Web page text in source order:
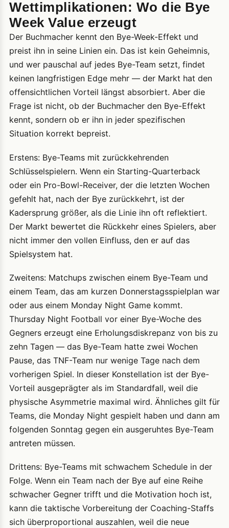
Wettimplikationen: Wo die Bye
Week Value erzeugt
Der Buchmacher kennt den Bye-Week-Effekt und
preist ihn in seine Linien ein. Das ist kein Geheimnis,
und wer pauschal auf jedes Bye-Team setzt, findet
keinen langfristigen Edge mehr — der Markt hat den
offensichtlichen Vorteil längst absorbiert. Aber die
Frage ist nicht, ob der Buchmacher den Bye-Effekt
kennt, sondern ob er ihn in jeder spezifischen
Situation korrekt bepreist.
Erstens: Bye-Teams mit zurückkehrenden
Schlüsselspielern. Wenn ein Starting-Quarterback
oder ein Pro-Bowl-Receiver, der die letzten Wochen
gefehlt hat, nach der Bye zurückkehrt, ist der
Kadersprung größer, als die Linie ihn oft reflektiert.
Der Markt bewertet die Rückkehr eines Spielers, aber
nicht immer den vollen Einfluss, den er auf das
Spielsystem hat.
Zweitens: Matchups zwischen einem Bye-Team und
einem Team, das am kurzen Donnerstagsspielplan war
oder aus einem Monday Night Game kommt.
Thursday Night Football vor einer Bye-Woche des
Gegners erzeugt eine Erholungsdiskrepanz von bis zu
zehn Tagen — das Bye-Team hatte zwei Wochen
Pause, das TNF-Team nur wenige Tage nach dem
vorherigen Spiel. In dieser Konstellation ist der Bye-
Vorteil ausgeprägter als im Standardfall, weil die
physische Asymmetrie maximal wird. Ähnliches gilt für
Teams, die Monday Night gespielt haben und dann am
folgenden Sonntag gegen ein ausgeruhtes Bye-Team
antreten müssen.
Drittens: Bye-Teams mit schwachem Schedule in der
Folge. Wenn ein Team nach der Bye auf eine Reihe
schwacher Gegner trifft und die Motivation hoch ist,
kann die taktische Vorbereitung der Coaching-Staffs
sich überproportional auszahlen, weil die neue